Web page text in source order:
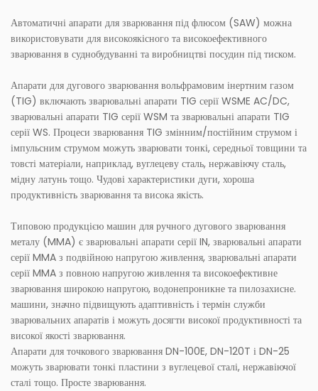
Автоматичні апарати для зварювання під флюсом (SAW) можна
використовувати для високоякісного та високоефективного
зварювання в суднобудуванні та виробництві посудин під тиском.
Апарати для дугового зварювання вольфрамовим інертним газом
(TIG) включають зварювальні апарати TIG серії WSME AC/DC,
зварювальні апарати TIG серії WSM та зварювальні апарати TIG
серії WS. Процеси зварювання TIG змінним/постійним струмом і
імпульсним струмом можуть зварювати тонкі, середньої товщини та
товсті матеріали, наприклад, вуглецеву сталь, нержавіючу сталь,
мідну латунь тощо. Чудові характеристики дуги, хороша
продуктивність зварювання та висока якість.
Типовою продукцією машин для ручного дугового зварювання
металу (MMA) є зварювальні апарати серії IN, зварювальні апарати
серії MMA з подвійною напругою живлення, зварювальні апарати
серії MMA з повною напругою живлення та високоефективне
зварювання широкою напругою, водонепроникне та пилозахисне.
машини, значно підвищують адаптивність і термін служби
зварювальних апаратів і можуть досягти високої продуктивності та
високої якості зварювання.
Апарати для точкового зварювання DN-100E, DN-120T і DN-25
можуть зварювати тонкі пластини з вуглецевої сталі, нержавіючої
сталі тощо. Просте зварювання.